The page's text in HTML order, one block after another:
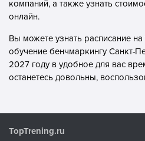
компаний, а также узнать
онлайн.
Вы можете узнать расписание на
обучение бенчмаркингу Санкт-
2027 году в удобное для вас
останетесь довольны,
TopTrening.ru